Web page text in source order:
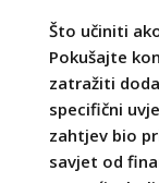
Što učiniti
Pokušajte
zatražiti
specifični
zahtjev bio
savjet od